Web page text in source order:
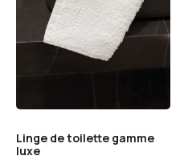
Linge de toilette gamme
luxe